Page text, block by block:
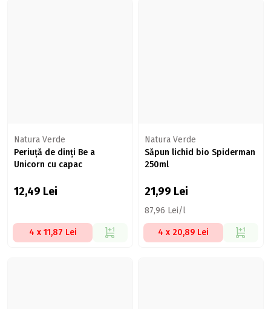
Natura Verde
Periuță de dinți Be a
Unicorn cu capac
12,49 Lei
4 x 11,87 Lei
Natura Verde
Săpun lichid bio Spiderman
250ml
21,99 Lei
87,96 Lei/l
4 x 20,89 Lei